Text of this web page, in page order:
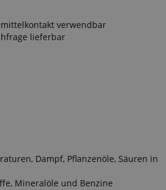
verwendbar
lieferbar
Dampf, Pflanzenöle, Säuren in
Mineralöle und Benzine